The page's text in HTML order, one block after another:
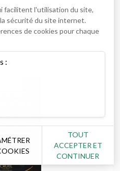
à découvrir à
Pariscomédiens et
dans les théâtres pour
vacances de la Toussaint
artistes sont prêts à offrir
et aux plus grands. Mais
? La rédaction de
facilitent l'utilisation du site,
sécurité du site internet.
de cookies pour chaque
:
TOUT
ACCEPTER ET
CONTINUER